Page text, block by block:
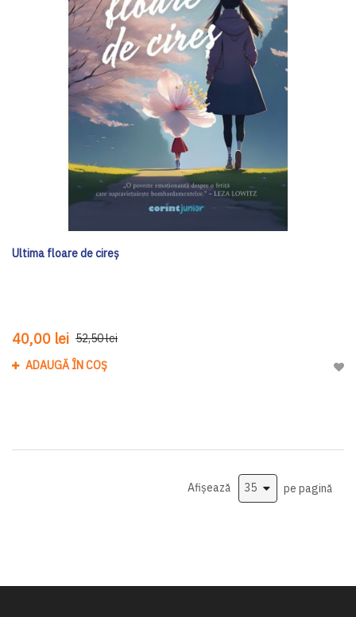
Ultima floare de cireș
40,00 lei 52,50 lei
ADAUGĂ ÎN COȘ
Afișează pe pagină